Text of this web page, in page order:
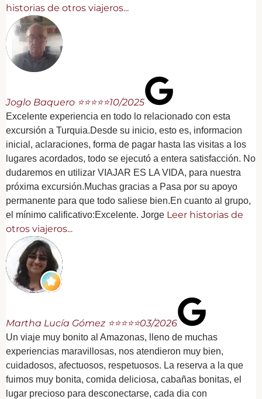
historias de otros viajeros...
Joglo Baquero ⭐⭐⭐⭐⭐10/2025
Excelente experiencia en todo lo relacionado con esta
excursión a Turquia.Desde su inicio, esto es, informacion
inicial, aclaraciones, forma de pagar hasta las visitas a los
lugares acordados, todo se ejecutó a entera satisfacción. No
dudaremos en utilizar VIAJAR ES LA VIDA, para nuestra
próxima excursión.Muchas gracias a Pasa por su apoyo
permanente para que todo saliese bien.En cuanto al grupo,
el mínimo calificativo:Excelente. Jorge Leer historias de
otros viajeros...
Martha Lucía Gómez ⭐⭐⭐⭐⭐03/2026
Un viaje muy bonito al Amazonas, lleno de muchas
experiencias maravillosas, nos atendieron muy bien,
cuidadosos, afectuosos, respetuosos. La reserva a la que
fuimos muy bonita, comida deliciosa, cabañas bonitas, el
lugar precioso para desconectarse, cada dia con